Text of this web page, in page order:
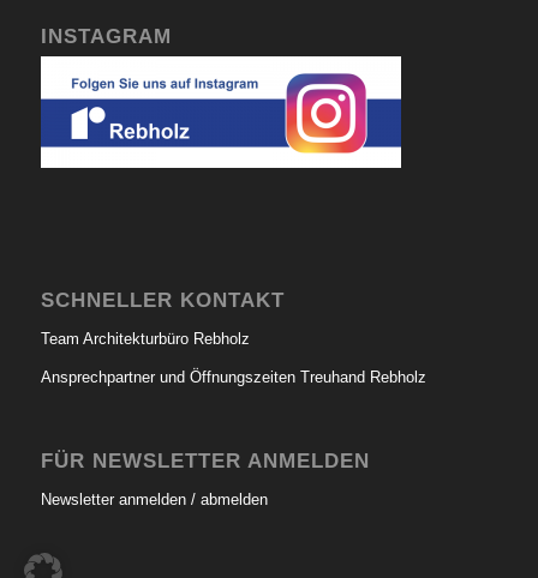
INSTAGRAM
SCHNELLER KONTAKT
Team Architekturbüro Rebholz
Ansprechpartner und Öffnungszeiten Treuhand Rebholz
FÜR NEWSLETTER ANMELDEN
Newsletter anmelden / abmelden